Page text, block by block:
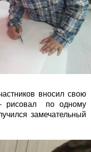
вносил свою
рисовал по одному
замечательный